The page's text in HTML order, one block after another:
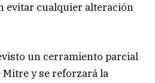
evitar cualquier alteración
un cerramiento parcial
Mitre y se reforzará la